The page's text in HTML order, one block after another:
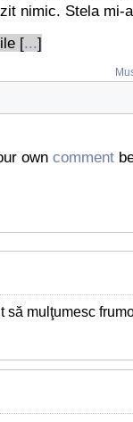
nimic. Stela mi-
[...]
own comment
să mulţumesc